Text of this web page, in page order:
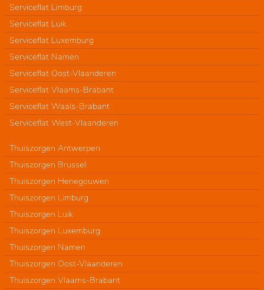
Serviceflat Limburg
Serviceflat Luik
Serviceflat Luxemburg
Serviceflat Namen
Serviceflat Oost-Vlaanderen
Serviceflat Vlaams-Brabant
Serviceflat Waals-Brabant
Serviceflat West-Vlaanderen
Thuiszorgen Antwerpen
Thuiszorgen Brussel
Thuiszorgen Henegouwen
Thuiszorgen Limburg
Thuiszorgen Luik
Thuiszorgen Luxemburg
Thuiszorgen Namen
Thuiszorgen Oost-Vlaanderen
Thuiszorgen Vlaams-Brabant